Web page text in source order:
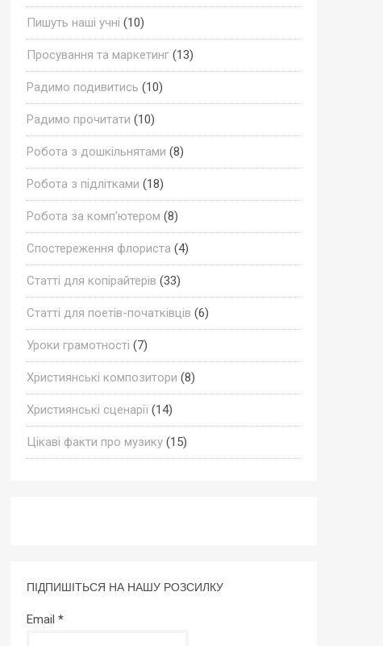
Пишуть наші учні (10)
Просування та маркетинг(13)
Радимо подивитись (10)
Радимо прочитати (10)
Робота з дошкільнятами (8)
Робота з підлітками (18)
Робота за комп'ютером (8)
Спостереження флориста (4)
Статті для копірайтерів (33)
Статті для поетів-початківців (6)
Уроки грамотності (7)
Християнські композитори (8)
Християнські сценарії(14)
Цікаві факти про музику(15)
ПІДПИШІТЬСЯ НА НАШУ РОЗСИЛКУ
Email *